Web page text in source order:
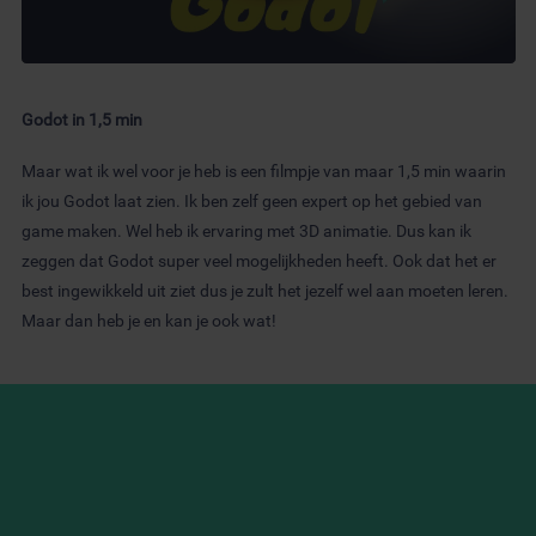
Godot in 1,5 min
Maar wat ik wel voor je heb is een filmpje van maar 1,5 min waarin
ik jou Godot laat zien. Ik ben zelf geen expert op het gebied van
game maken. Wel heb ik ervaring met 3D animatie. Dus kan ik
zeggen dat Godot super veel mogelijkheden heeft. Ook dat het er
best ingewikkeld uit ziet dus je zult het jezelf wel aan moeten leren.
Maar dan heb je en kan je ook wat!